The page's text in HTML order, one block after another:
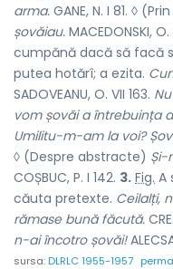
arma. GANE, N. I 81. ◊
șovăiau. MACEDONSKI,
cumpănă dacă să facă
putea hotărî; a ezita.
SADOVEANU, O. VII 163.
vom șovăi a întrebuința
Umilitu-m-am la voi?
◊ (Despre abstracte) Și-
COȘBUC, P. I 142. 3. Fig. A
căuta pretexte. Ceilalți,
rămase bună făcută.
n-ai încotro șovăi!
sursa:DLRLC 1955-1957